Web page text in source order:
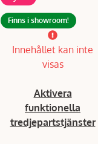
Innehållet kan inte
visas
Aktivera
funktionella
tredjepartstjänster
Finns i showroom!